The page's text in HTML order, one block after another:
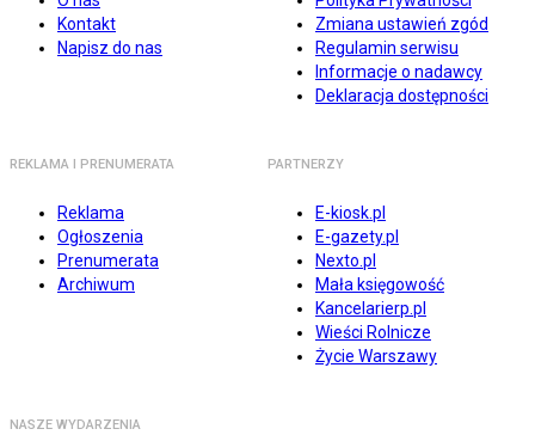
Kontakt
Napisz do nas
Zmiana ustawień zgód
Regulamin serwisu
Informacje o nadawcy
Deklaracja dostępności
REKLAMA I PRENUMERATA
Reklama
Ogłoszenia
Prenumerata
Archiwum
PARTNERZY
E-kiosk.pl
E-gazety.pl
Nexto.pl
Mała księgowość
Kancelarierp.pl
Wieści Rolnicze
Życie Warszawy
NASZE WYDARZENIA